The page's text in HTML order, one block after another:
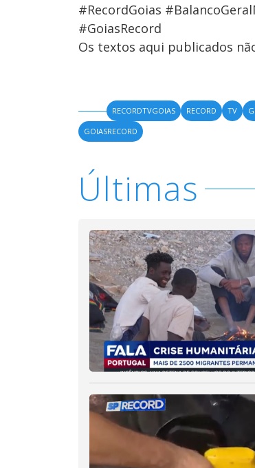
#RecordGoias
#GoiasRecord
Os textos aqui publicados
RECORDTVGOIAS RECORD TV
GOIASRECORD
Últimas